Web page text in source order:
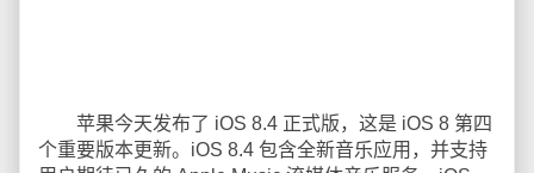
苹果今天发布了 iOS 8.4 正式版，这是 iOS 8 第四
个重要版本更新。iOS 8.4 包含全新音乐应用，并支持